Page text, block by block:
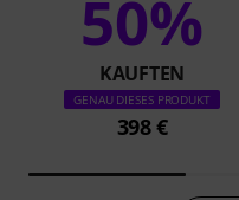
50%
KAUFTEN
GENAU DIESES PRODUKT
398 €